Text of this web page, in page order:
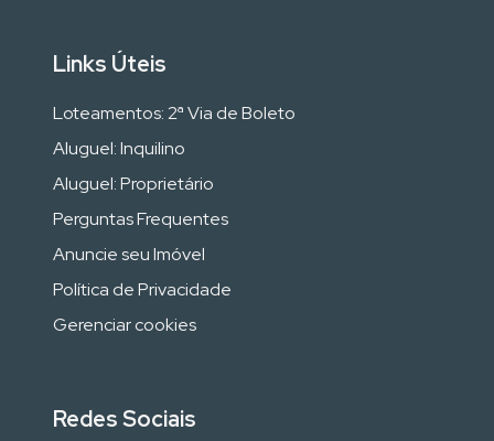
Links Úteis
Loteamentos: 2ª Via de Boleto
Aluguel: Inquilino
Aluguel: Proprietário
Perguntas Frequentes
Anuncie seu Imóvel
Política de Privacidade
Gerenciar cookies
Redes Sociais